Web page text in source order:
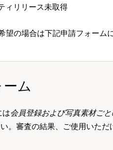
ィリリース未取得
の場合は下記申請フォーム
ム
は会員登録および写真素材ご
。審査の結果、ご使用いただ